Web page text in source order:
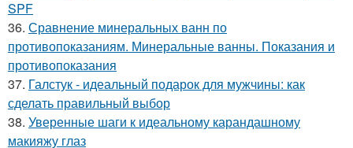
SPF
36. Сравнение минеральных ванн по
противопоказаниям. Минеральные ванны. Показания и
противопоказания
37. Галстук - идеальный подарок для мужчины: как
сделать правильный выбор
38. Уверенные шаги к идеальному карандашному
макияжу глаз